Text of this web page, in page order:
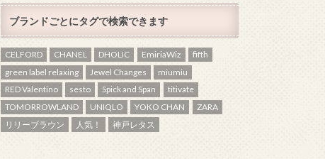
ブランドごとにタグで検索できます
CELFORD CHANEL DHOLIC EmiriaWiz
fifth
green label relaxing
Jewel Changes
miumiu
RED Valentino
sesto Spick and Span
titivate
TOMORROWLAND
UNIQLO YOKO CHAN
ZARA
リリーブラウン
人気！ 神戸レタス